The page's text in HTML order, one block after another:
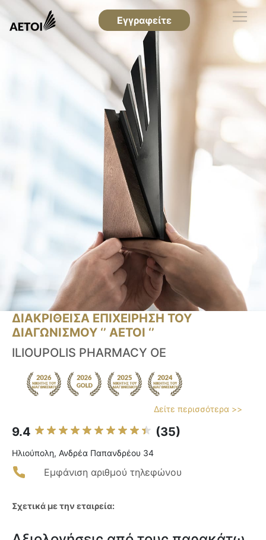
Εγγραφείτε
ΔΙΑΚΡΙΘΕΙΣΑ ΕΠΙΧΕΙΡΗΣΗ ΤΟΥ
ΔΙΑΓΩΝΙΣΜΟΥ ‘’ ΑΕΤΟΙ ‘’
ILIOUPOLIS PHARMACY ΟΕ
Δείτε περισσότερα >>
9.4 (35)
Ηλιούπολη, Ανδρέα Παπανδρέου 34
Εμφάνιση αριθμού τηλεφώνου
Σχετικά με την εταιρεία: